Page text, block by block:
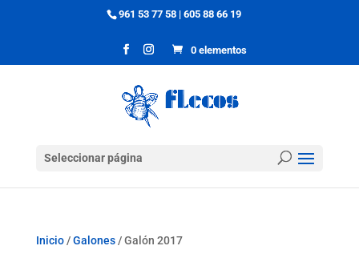
961 53 77 58 |605 88 66 19
0 elementos
Seleccionar página
Inicio/Galones/ Galón 2017